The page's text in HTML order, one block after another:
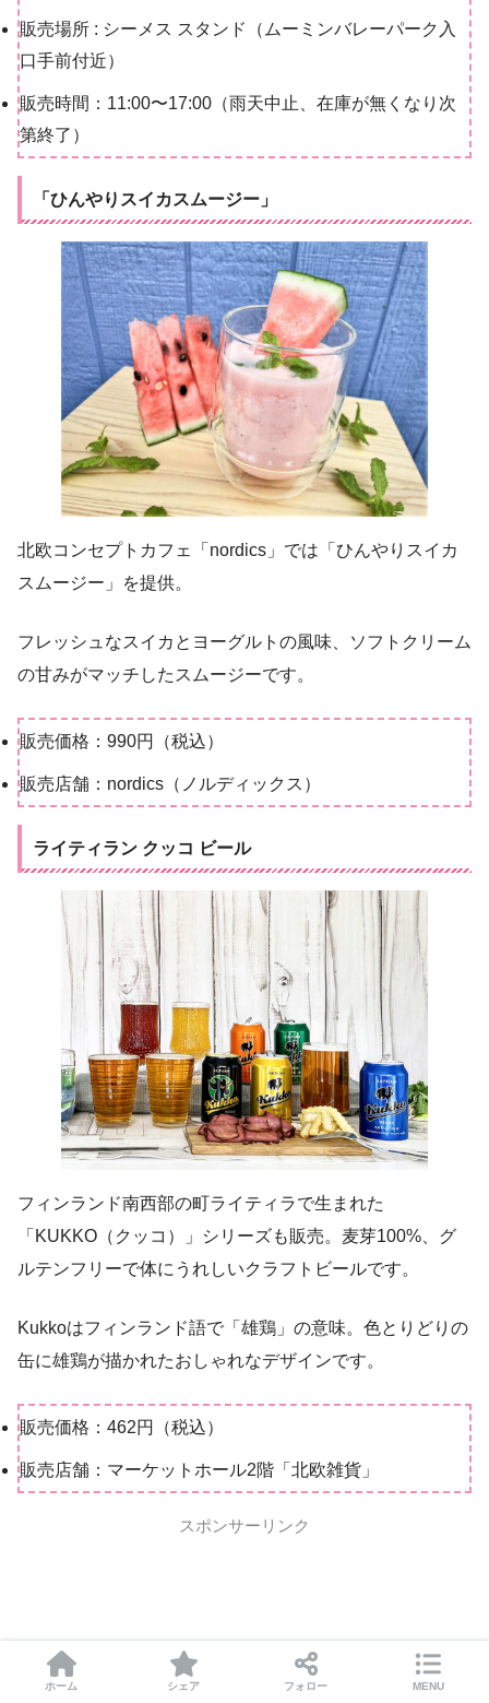
販売場所 : シーメス スタンド（ムーミンバレーパーク入
口手前付近）
販売時間：11:00〜17:00（雨天中止、在庫が無くなり次
第終了）
「ひんやりスイカスムージー」
北欧コンセプトカフェ「nordics」では「ひんやりスイカ
スムージー」を提供。
フレッシュなスイカとヨーグルトの風味、ソフトクリーム
の甘みがマッチしたスムージーです。
販売価格：990円（税込）
販売店舗：nordics（ノルディックス）
ライティラン クッコ ビール
フィンランド南西部の町ライティラで生まれた
「KUKKO（クッコ）」シリーズも販売。麦芽100%、グ
ルテンフリーで体にうれしいクラフトビールです。
Kukkoはフィンランド語で「雄鶏」の意味。色とりどりの
缶に雄鶏が描かれたおしゃれなデザインです。
販売価格：462円（税込）
販売店舗：マーケットホール2階「北欧雑貨」
スポンサーリンク
ホーム シェア フォロー MENU